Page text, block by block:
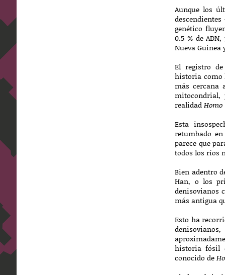
Aunque los
genético
0.5 % de
Nueva Guinea
El registro
historia como
más cercana
mitocondrial,
realidad
Esta
retumbado
parece que
todos los ríos
Bien adentro
Han, o los
denisovianos
más antigua
Esto ha
historia fósil
conocido de